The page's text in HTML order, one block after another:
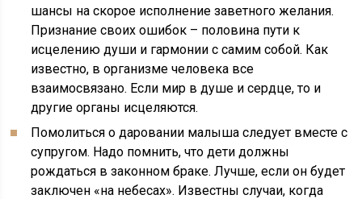
шансы на скорое исполнение заветного желания.
Признание своих ошибок – половина пути к
исцелению души и гармонии с самим собой. Как
известно, в организме человека все
взаимосвязано. Если мир в душе и сердце, то и
другие органы исцеляются.
Помолиться о даровании малыша следует вместе с
супругом. Надо помнить, что дети должны
рождаться в законном браке. Лучше, если он будет
заключен «на небесах». Известны случаи, когда